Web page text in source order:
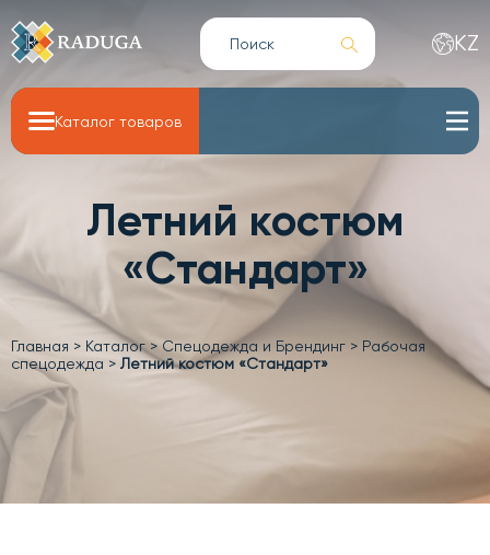
KZ
Каталог товаров
Летний костюм
«Стандарт»
Главная > Каталог> Спецодежда и Брендинг > Рабочая
спецодежда > Летний костюм «Стандарт»